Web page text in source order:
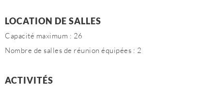
LOCATION DE SALLES
Capacité maximum : 26
Nombre de salles de réunion équipées : 2
ACTIVITÉS